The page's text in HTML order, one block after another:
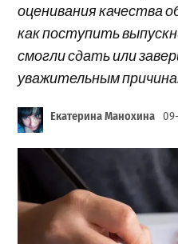
оценивания качества
как поступить
смогли сдать или
уважительным
Екатерина Манохина